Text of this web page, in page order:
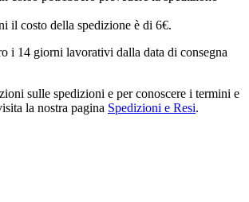
il costo della spedizione è di 6€.
i 14 giorni lavorativi dalla data di consegna
sulle spedizioni e per conoscere i termini e
la nostra pagina Spedizioni e Resi.